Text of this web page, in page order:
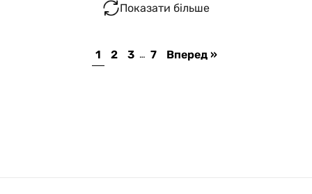
Показати більше
1 2 3 … 7 Вперед »